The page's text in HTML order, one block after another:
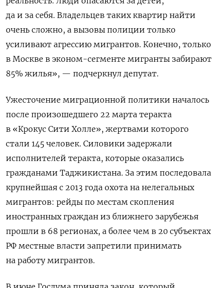
да и за себя. Владельцев таких квартир найти
очень сложно, а вызовы полиции только
усиливают агрессию мигрантов. Конечно, только
в Москве в эконом-сегменте мигранты забирают
85% жилья», — подчеркнул депутат.
Ужесточение миграционной политики началось
после произошедшего 22 марта теракта
в «Крокус Сити Холле», жертвами которого
стали 145 человек. Силовики задержали
исполнителей теракта, которые оказались
гражданами Таджикистана. За этим последовала
крупнейшая с 2013 года охота на нелегальных
мигрантов: рейды по местам скопления
иностранных граждан из ближнего зарубежья
прошли в 68 регионах, а более чем в 20 субъектах
РФ местные власти запретили принимать
на работу мигрантов.